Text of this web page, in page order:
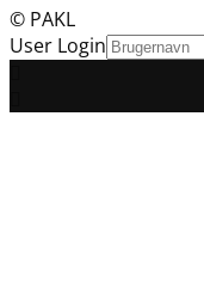
© PAKL
User Login